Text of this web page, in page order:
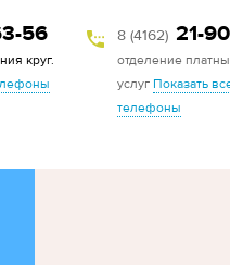
56
круг.
8 (4162) 21-
отделение
услуг Показать
телефоны